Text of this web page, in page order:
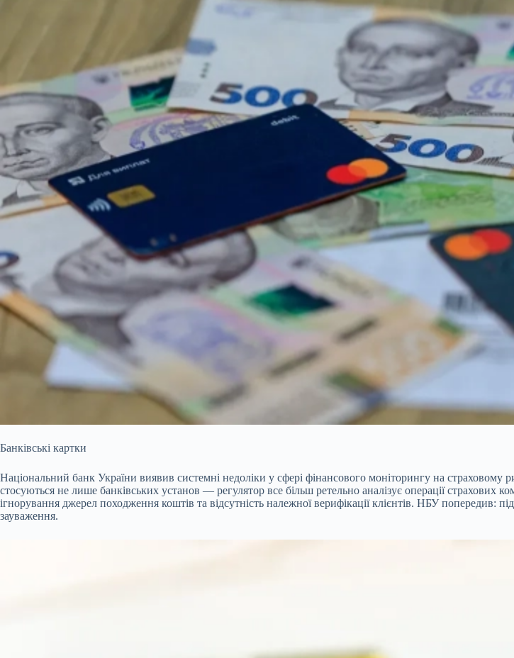
Банківські картки
Національний банк України виявив системні недоліки у сфері фінансового моніторингу на страховому
стосуються не лише банківських установ — регулятор все більш ретельно аналізує операції
ігнорування джерел походження коштів та відсутність належної верифікації клієнтів. НБУ попередив:
зауваження.